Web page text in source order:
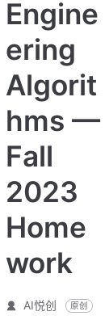
Engine
ering
Algorit
hms —
Fall
2023
Home
work
AI悦创 原创